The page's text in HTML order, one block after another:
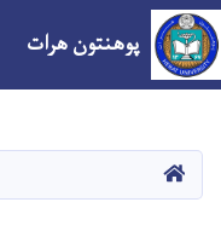
پوهنتون هرات
صفحه اصلی